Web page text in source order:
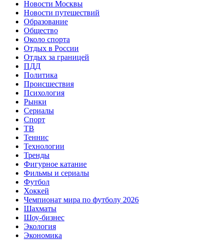
Новости Москвы
Новости путешествий
Образование
Общество
Около спорта
Отдых в России
Отдых за границей
ПДД
Политика
Происшествия
Психология
Рынки
Сериалы
Спорт
ТВ
Теннис
Технологии
Тренды
Фигурное катание
Фильмы и сериалы
Футбол
Хоккей
Чемпионат мира по футболу 2026
Шахматы
Шоу-бизнес
Экология
Экономика